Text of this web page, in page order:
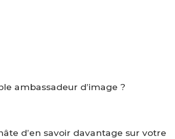
ambassadeur d’image ?
d’en savoir davantage sur votre